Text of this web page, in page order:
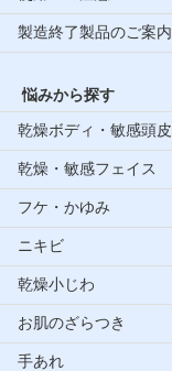
製造終了製品のご案内
悩みから探す
乾燥ボディ・敏感頭皮
乾燥・敏感フェイス
フケ・かゆみ
ニキビ
乾燥小じわ
お肌のざらつき
手あれ